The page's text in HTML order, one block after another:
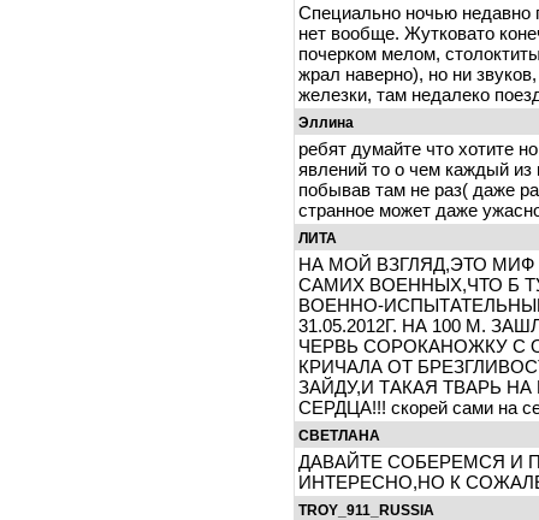
Специально ночью недавно
нет вообще. Жутковато
почерком мелом,
жрал наверно), но ни
железки, там недалеко
Эллина
ребят думайте что хотите
явлений то о чем каждый
побывав там не раз( даже
странное может даже
ЛИТА
НА МОЙ ВЗГЛЯД,ЭТО
САМИХ ВОЕННЫХ,ЧТО Б
ВОЕННО-
31.05.2012Г. НА 100 М.
ЧЕРВЬ СОРОКАНОЖКУ С
КРИЧАЛА ОТ
ЗАЙДУ,И ТАКАЯ ТВАРЬ
СЕРДЦА!!! скорей сами на
СВЕТЛАНА
ДАВАЙТЕ СОБЕРЕМСЯ И
ИНТЕРЕСНО,НО К
TROY_911_RUSSIA